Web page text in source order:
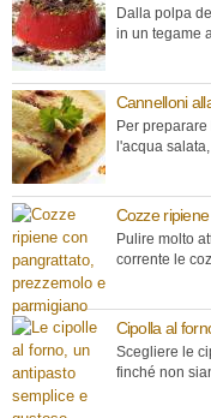
Dalla polpa
in un tegame
Cannelloni
Per
l'acqua salata,
Cozze ripiene
Pulire molto
corrente le
Cipolla al
Scegliere le
finché non